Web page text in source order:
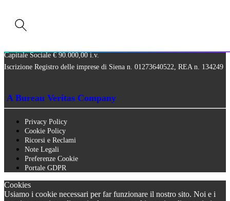
Via Paolo Frajese, 37 – 53100 Siena
tel. +39 0577 327234 - fax +39 0577 329907 -
Capitale Sociale € 90.000,00 i.v.
Iscrizione Registro delle imprese di Siena n. 01273640522, REA n. 134249
A Bureau Veritas Company
Privacy Policy
Cookie Policy
Ricorsi e Reclami
Note Legali
Preferenze Cookie
Portale GDPR
Cookies
Usiamo i cookie necessari per far funzionare il nostro sito. Noi e i